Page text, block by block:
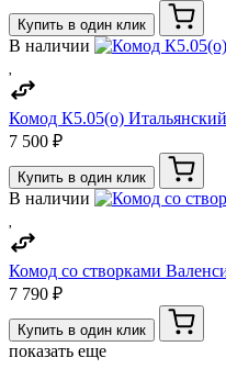
Купить в один клик
В наличии
Комод К5.05(о)
7 500 ₽
Купить в один клик
В наличии
Комод со створками
7 790 ₽
Купить в один клик
показать еще